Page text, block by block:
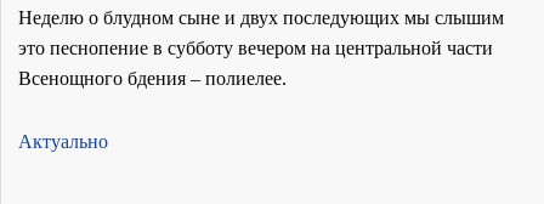
Неделю о блудном сыне и двух последующих мы слышим
это песнопение в субботу вечером на центральной части
Всенощного бдения – полиелее.
Актуально